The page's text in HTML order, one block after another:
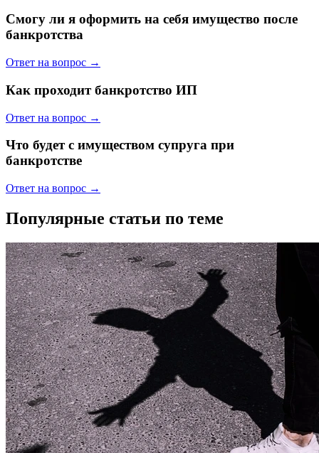
Смогу ли я оформить на себя имущество после
банкротства
Ответ на вопрос →
Как проходит банкротство ИП
Ответ на вопрос →
Что будет с имуществом супруга при
банкротстве
Ответ на вопрос →
Популярные статьи по теме